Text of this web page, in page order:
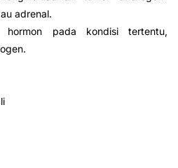
adrenal.
hormon pada kondisi tertentu,